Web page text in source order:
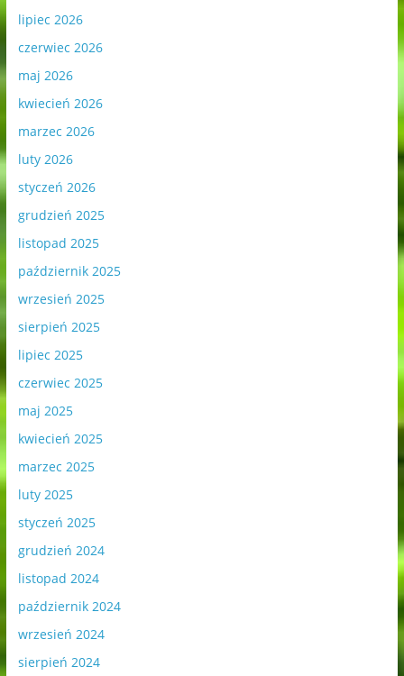
lipiec 2026
czerwiec 2026
maj 2026
kwiecień 2026
marzec 2026
luty 2026
styczeń 2026
grudzień 2025
listopad 2025
październik 2025
wrzesień 2025
sierpień 2025
lipiec 2025
czerwiec 2025
maj 2025
kwiecień 2025
marzec 2025
luty 2025
styczeń 2025
grudzień 2024
listopad 2024
październik 2024
wrzesień 2024
sierpień 2024